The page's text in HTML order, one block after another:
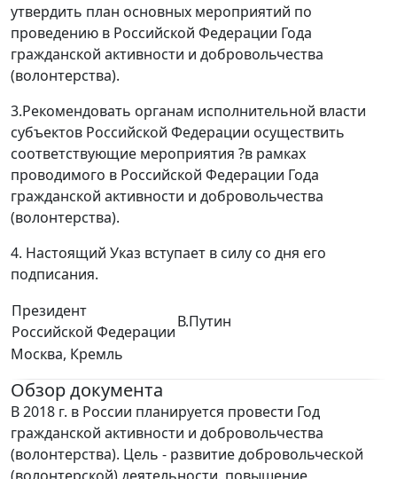
утвердить план основных мероприятий по
проведению в Российской Федерации Года
гражданской активности и добровольчества
(волонтерства).
3.Рекомендовать органам исполнительной власти
субъектов Российской Федерации осуществить
соответствующие мероприятия ?в рамках
проводимого в Российской Федерации Года
гражданской активности и добровольчества
(волонтерства).
4. Настоящий Указ вступает в силу со дня его
подписания.
Президент
Российской Федерации
В.Путин
Москва, Кремль
Обзор документа
В 2018 г. в России планируется провести Год
гражданской активности и добровольчества
(волонтерства). Цель - развитие добровольческой